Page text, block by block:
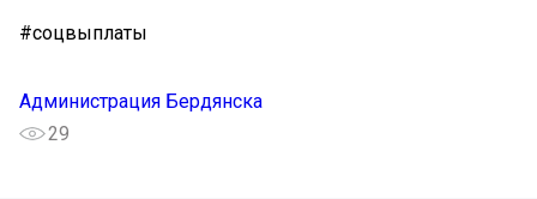
#соцвыплаты
Администрация Бердянска
29